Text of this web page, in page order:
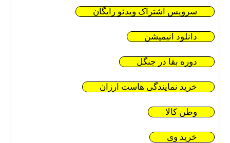
سرویس اشتراک ویدئو رایگان
دانلود انیمیشن
دوره بقا در جنگل
خرید نمایندگی هاست ارزان
وطن کالا
خرید وی